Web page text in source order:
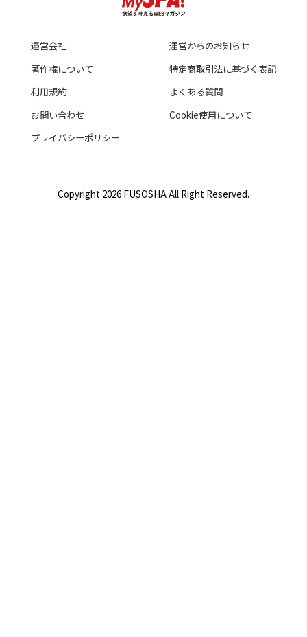
運営会社
運営からのお知らせ
著作権について
特定商取引法に基づく表記
利用規約
よくある質問
お問い合わせ
Cookie使用について
プライバシーポリシー
Copyright 2026 FUSOSHA All Right Reserved.